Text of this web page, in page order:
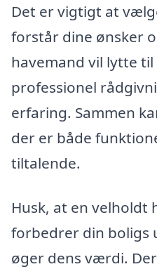
Det er vigtigt at
forstår dine ønsker
havemand vil lytte
professionel
erfaring. Sammen
der er både
tiltalende.
Husk, at en velholdt
forbedrer din boligs
øger dens værdi.